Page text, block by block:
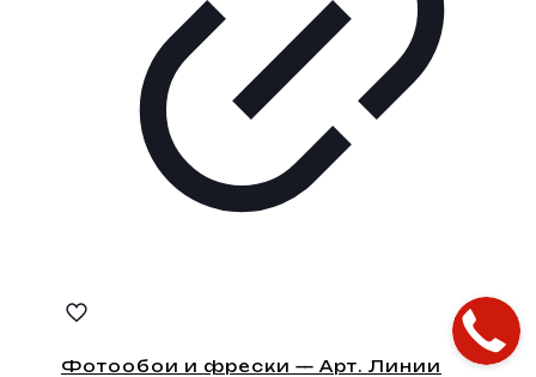
Фотообои и фрески — Арт. Линии